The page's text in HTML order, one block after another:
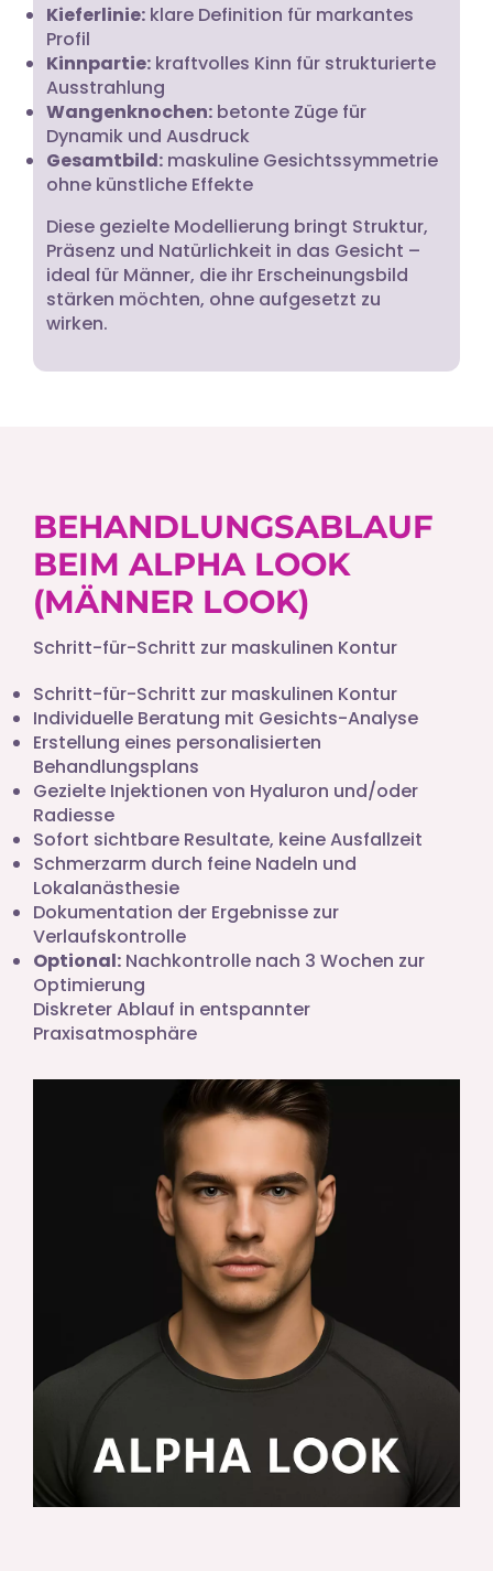
Kieferlinie: klare Definition für markantes
Profil
Kinnpartie: kraftvolles Kinn für strukturierte
Ausstrahlung
Wangenknochen: betonte Züge für
Dynamik und Ausdruck
Gesamtbild: maskuline Gesichtssymmetrie
ohne künstliche Effekte
Diese gezielte Modellierung bringt Struktur,
Präsenz und Natürlichkeit in das Gesicht –
ideal für Männer, die ihr Erscheinungsbild
stärken möchten, ohne aufgesetzt zu
wirken.
BEHANDLUNGSABLAUF
BEIM ALPHA LOOK
(MÄNNER LOOK)
Schritt-für-Schritt zur maskulinen Kontur
Schritt-für-Schritt zur maskulinen Kontur
Individuelle Beratung mit Gesichts-Analyse
Erstellung eines personalisierten
Behandlungsplans
Gezielte Injektionen von Hyaluron und/oder
Radiesse
Sofort sichtbare Resultate, keine Ausfallzeit
Schmerzarm durch feine Nadeln und
Lokalanästhesie
Dokumentation der Ergebnisse zur
Verlaufskontrolle
Optional: Nachkontrolle nach 3 Wochen zur
Optimierung
Diskreter Ablauf in entspannter
Praxisatmosphäre